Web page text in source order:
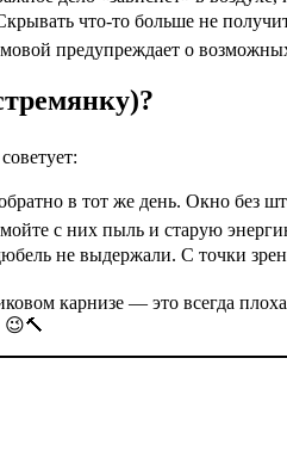
что-то больше не
предупреждает о
в тот же день. Окно без
с них пыль и старую
не выдержали. С точки
карнизе — это всегда
😉🔨